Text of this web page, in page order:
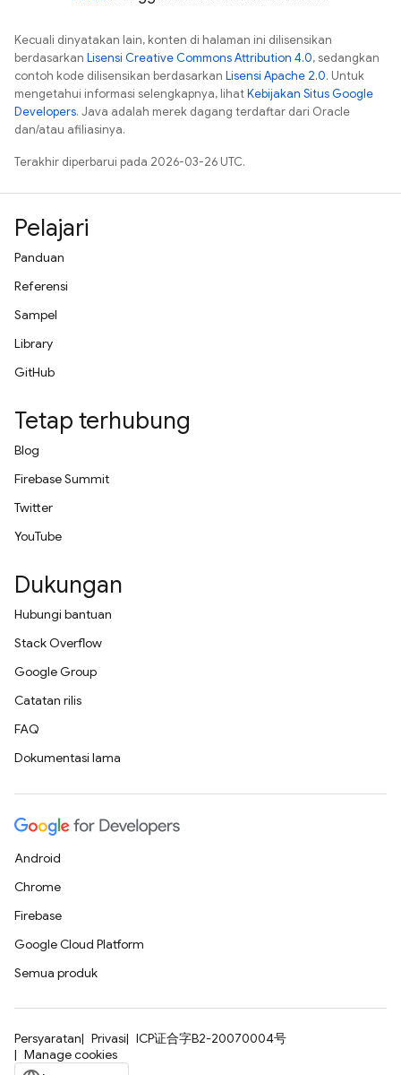
Kecuali dinyatakan lain, konten di halaman ini dilisensikan
berdasarkan Lisensi Creative Commons Attribution 4.0, sedangkan
contoh kode dilisensikan berdasarkan Lisensi Apache 2.0. Untuk
mengetahui informasi selengkapnya, lihatKebijakan Situs Google
Developers. Java adalah merek dagang terdaftar dari Oracle
dan/atau afiliasinya.
Terakhir diperbarui pada 2026-03-26 UTC.
Pelajari
Panduan
Referensi
Sampel
Library
GitHub
Tetap terhubung
Blog
Firebase Summit
Twitter
YouTube
Dukungan
Hubungi bantuan
Stack Overflow
Google Group
Catatan rilis
FAQ
Dokumentasi lama
Android
Chrome
Firebase
Google Cloud Platform
Semua produk
Persyaratan Privasi
ICP证合字B2-20070004号
Manage cookies